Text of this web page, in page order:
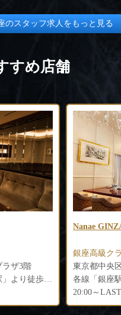
のスタッフ求人をもっと見る
すめ店舗
ビル
各線「銀座駅」より徒歩5分 各線「新橋駅」より徒歩3分
クラブ 綾瀬
銀座高級ク
東京都中央
各線「新橋
20:00～LAST